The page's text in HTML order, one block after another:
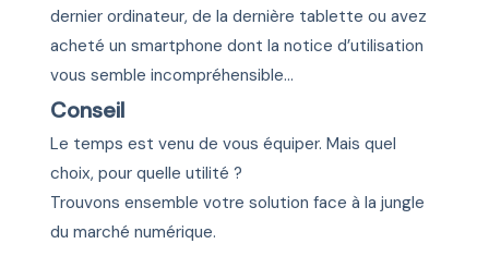
dernier ordinateur, de la dernière tablette ou avez
acheté un smartphone dont la notice d’utilisation
vous semble incompréhensible…
Conseil
Le temps est venu de vous équiper. Mais quel
choix, pour quelle utilité ?
Trouvons ensemble votre solution face à la jungle
du marché numérique.